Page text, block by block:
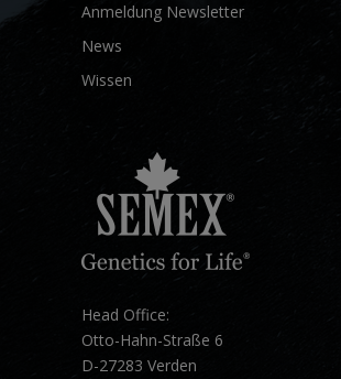
Anmeldung Newsletter
News
Wissen
Head Office:
Otto-Hahn-Straße 6
D-27283 Verden